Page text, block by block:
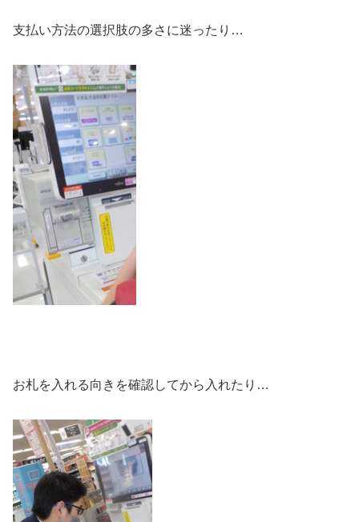
支払い方法の選択肢の多さに迷ったり…
お札を入れる向きを確認してから入れたり…